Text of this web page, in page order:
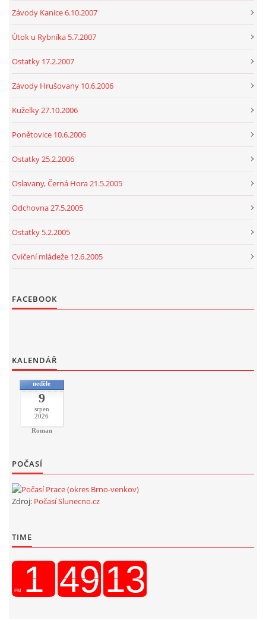
Závody Kanice 6.10.2007
Útok u Rybníka 5.7.2007
Ostatky 17.2.2007
Závody Hrušovany 10.6.2006
Kuželky 27.10.2006
Ponětovice 10.6.2006
Ostatky 25.2.2006
Oslavany, Černá Hora 21.5.2005
Odchovna 27.5.2005
Ostatky 5.2.2005
Cvičení mládeže 12.6.2005
FACEBOOK
KALENDÁŘ
neděle
9
srpen
2026
Roman
POČASÍ
Zdroj: Počasí Slunecno.cz
TIME